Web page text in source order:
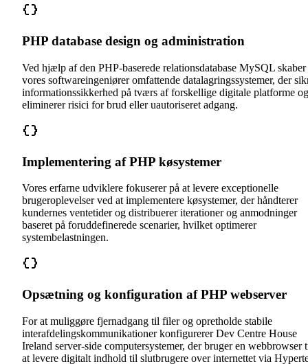
PHP database design og administration
Ved hjælp af den PHP-baserede relationsdatabase MySQL skaber
vores softwareingeniører omfattende datalagringssystemer, der
informationssikkerhed på tværs af forskellige digitale platforme og
eliminerer risici for brud eller uautoriseret adgang.
Implementering af PHP køsystemer
Vores erfarne udviklere fokuserer på at levere exceptionelle
brugeroplevelser ved at implementere køsystemer, der håndterer
kundernes ventetider og distribuerer iterationer og anmodninger
baseret på foruddefinerede scenarier, hvilket optimerer
systembelastningen.
Opsætning og konfiguration af PHP webserver
For at muliggøre fjernadgang til filer og opretholde stabile
interafdelingskommunikationer konfigurerer Dev Centre House
Ireland server-side computersystemer, der bruger en webbrowser
at levere digitalt indhold til slutbrugere over internettet via